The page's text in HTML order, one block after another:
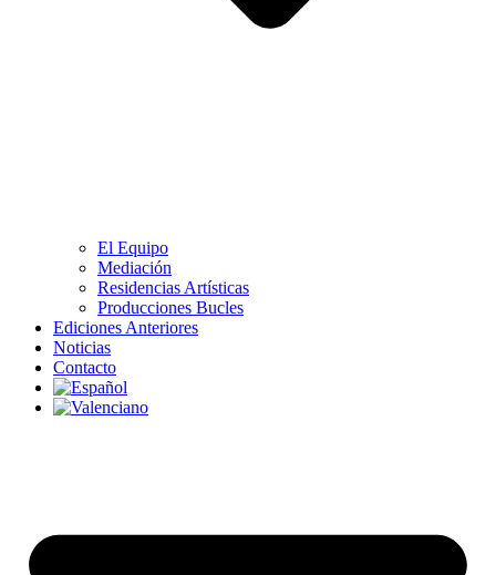
El Equipo
Mediación
Residencias Artísticas
Producciones Bucles
Ediciones Anteriores
Noticias
Contacto